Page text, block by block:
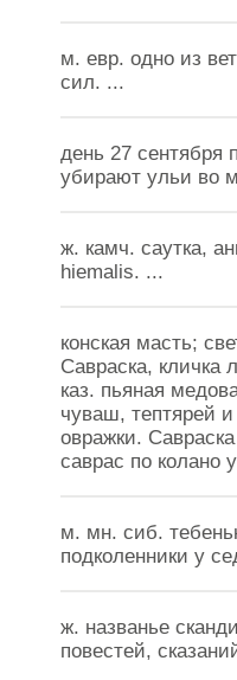
м. евр. одно из
сил. ...
день 27 сентября
убирают ульи во
ж. камч. саутка,
hiemalis. ...
конская масть;
Савраска,
каз. пьяная
чуваш, тептярей
овражки.
саврас по колано
м. мн. сиб.
подколенники у
ж. названье
повестей,